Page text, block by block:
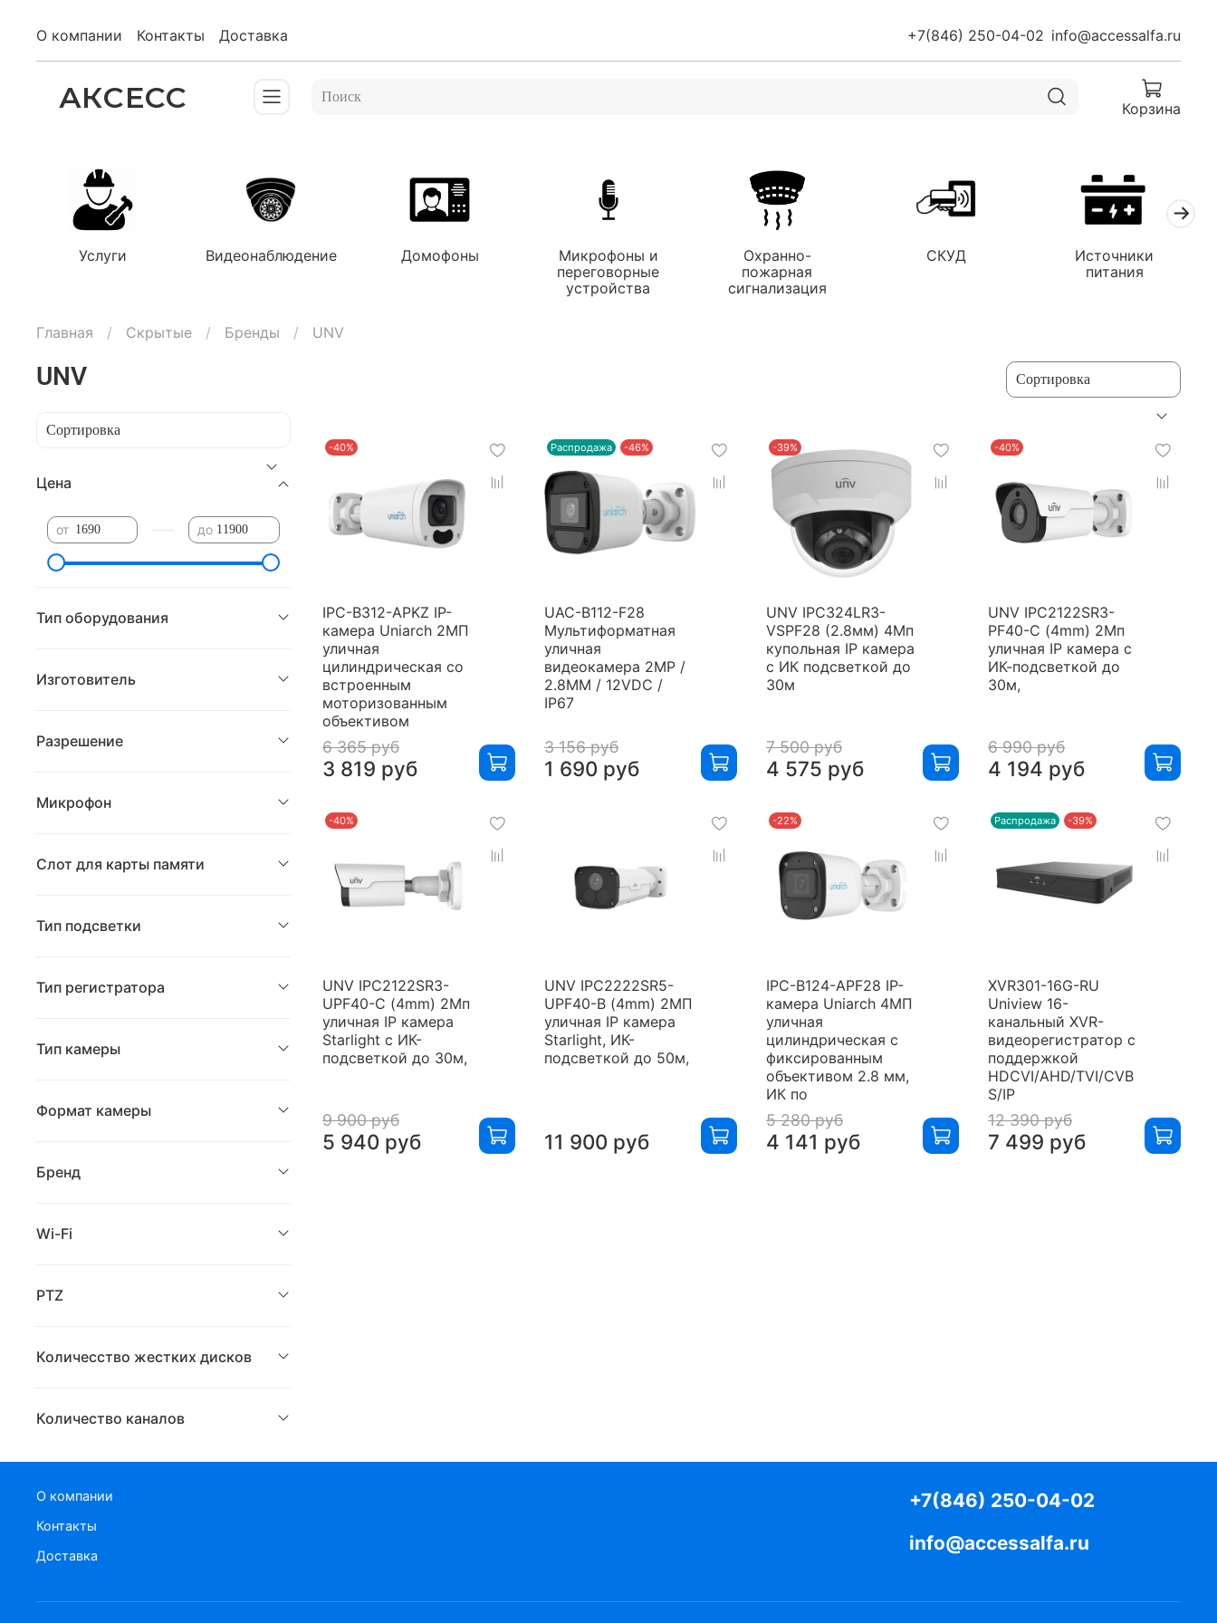
О компании Контакты Доставка +7(846) 250-04-02 info@accessalfa.ru
АКСЕСС Корзина
Услуги Видеонаблюдение Домофоны
Микрофоны и
переговорные
устройства
Охранно-
пожарная
сигнализация
СКУД
Источники
питания
Главная Скрытые Бренды UNV
UNV
-40%
IPC-B312-APKZ IP-
камера Uniarch 2МП
уличная
цилиндрическая со
встроенным
моторизованным
объективом
6 365 руб
3 819 руб
Распродажа -46%
UAC-B112-F28
Мультиформатная
уличная
видеокамера 2MP /
2.8MM / 12VDC /
IP67
3 156 руб
1 690 руб
-39%
UNV IPC324LR3-
VSPF28 (2.8мм) 4Мп
купольная IP камера
с ИК подсветкой до
30м
7 500 руб
4 575 руб
-40%
UNV IPC2122SR3-
PF40-C (4mm) 2Мп
уличная IP камера с
ИК-подсветкой до
30м,
6 990 руб
4 194 руб
-40%
UNV IPC2122SR3-
UPF40-C (4mm) 2Мп
уличная IP камера
Starlight с ИК-
подсветкой до 30м,
9 900 руб
5 940 руб
UNV IPC2222SR5-
UPF40-B (4mm) 2МП
уличная IP камера
Starlight, ИК-
подсветкой до 50м,
11 900 руб
-22%
IPC-B124-APF28 IP-
камера Uniarch 4МП
уличная
цилиндрическая с
фиксированным
объективом 2.8 мм,
ИК по
5 280 руб
4 141 руб
Распродажа -39%
XVR301-16G-RU
Uniview 16-
канальный XVR-
видеорегистратор с
поддержкой
HDCVI/AHD/TVI/CVB
S/IP
12 390 руб
7 499 руб
Цена
от до
Тип оборудования
Изготовитель
Разрешение
Микрофон
Слот для карты памяти
Тип подсветки
Тип регистратора
Тип камеры
Формат камеры
Бренд
Wi-Fi
PTZ
Количесство жестких дисков
Количество каналов
О компании
Контакты
Доставка
+7(846) 250-04-02
info@accessalfa.ru